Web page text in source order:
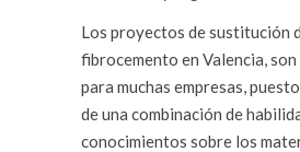
Los proyectos de sustitución
fibrocemento en Valencia,
para muchas empresas,
de una combinación de
conocimientos sobre los